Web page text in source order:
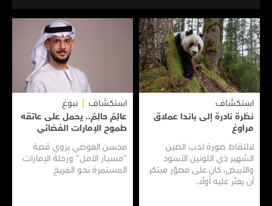
استكشاف
نظرة نادرة إلى بانـدا عملاق
مراوغ
لالتقاط صورة لدب الصين
الشهير ذي اللونين الأسود
والأبيض، كان على مصوّر مبتكر
أن يعثر عليه أولًا.
استكشاف
نبوغ
عالِمٌ حالِمٌ.. يحمل على عاتقه
طموح الإمارات الفضائي
محسن العوضي يروي قصـة
"مسبـار الأمـل" ورحلة الإمارات
المستمرة نحـو المريـخ